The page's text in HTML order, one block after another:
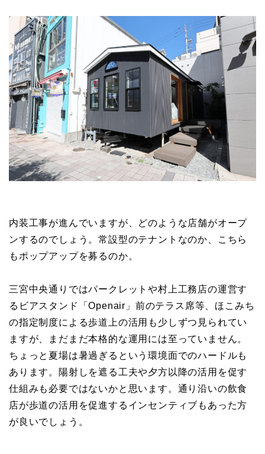
内装工事が進んでいますが、どのような店舗がオープ
ンするのでしょう。常設型のテナントなのか、こちら
もポップアップを募るのか。
三宮中央通りではパークレットや村上工務店の運営す
るビアスタンド「Openair」前のテラス席等、ほこみち
の指定制度による歩道上の活用も少しずつ見られてい
ますが、まだまだ本格的な運用には至っていません。
ちょっと夏場は暑過ぎるという環境面でのハードルも
あります。陽射しを遮る工夫や夕方以降の活用を促す
仕組みも必要ではないかと思います。通り沿いの飲食
店が歩道の活用を促進するインセンティブもあった方
が良いでしょう。